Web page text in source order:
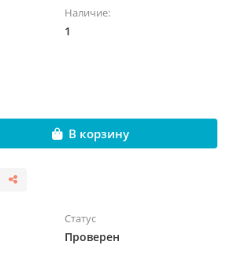
Наличие:
1
В корзину
Статус
Проверен